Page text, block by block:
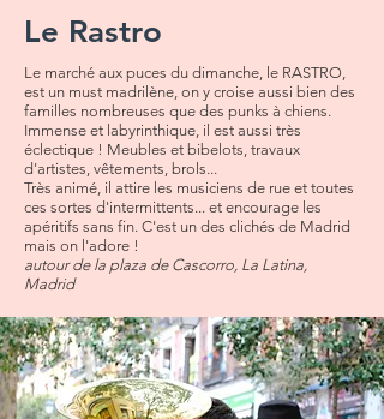
Le Rastro
Le marché aux puces du dimanche, le RASTRO,
est un must madrilène, on y croise aussi bien des
familles nombreuses que des punks à chiens.
Immense et labyrinthique, il est aussi très
éclectique ! Meubles et bibelots, travaux
d'artistes, vêtements, brols...
Très animé, il attire les musiciens de rue et toutes
ces sortes d'intermittents... et encourage les
apéritifs sans fin. C'est un des clichés de Madrid
mais on l'adore !
autour de la plaza de Cascorro, La Latina,
Madrid